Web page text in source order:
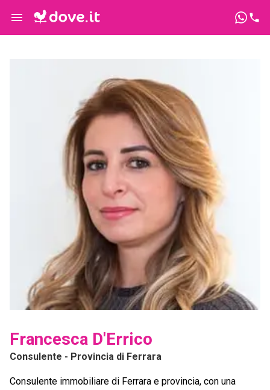
Francesca D'Errico
Consulente - Provincia di Ferrara
Consulente immobiliare di Ferrara e provincia, con una